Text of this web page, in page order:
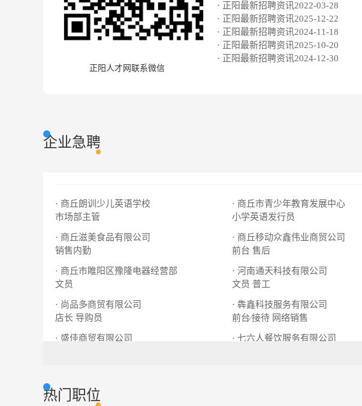
正阳人才网联系微信
· 正阳最新招聘资讯2022-03-28
· 正阳最新招聘资讯2025-12-22
· 正阳最新招聘资讯2024-11-18
· 正阳最新招聘资讯2025-10-20
· 正阳最新招聘资讯2024-12-30
企业急聘
· 商丘朗训少儿英语学校
市场部主管
· 商丘市青少年教育发展中心
小学英语发行员
· 商丘滋美食品有限公司
销售内勤
· 商丘移动众鑫伟业商贸公司
前台 售后
· 商丘市睢阳区豫隆电器经营部
文员
· 河南通天科技有限公司
文员 普工
· 尚品多商贸有限公司
店长 导购员
· 犇鑫科技服务有限公司
前台∕接待 网络销售
· 盛佳商贸有限公司
· 七六人餐饮服务有限公司
热门职位